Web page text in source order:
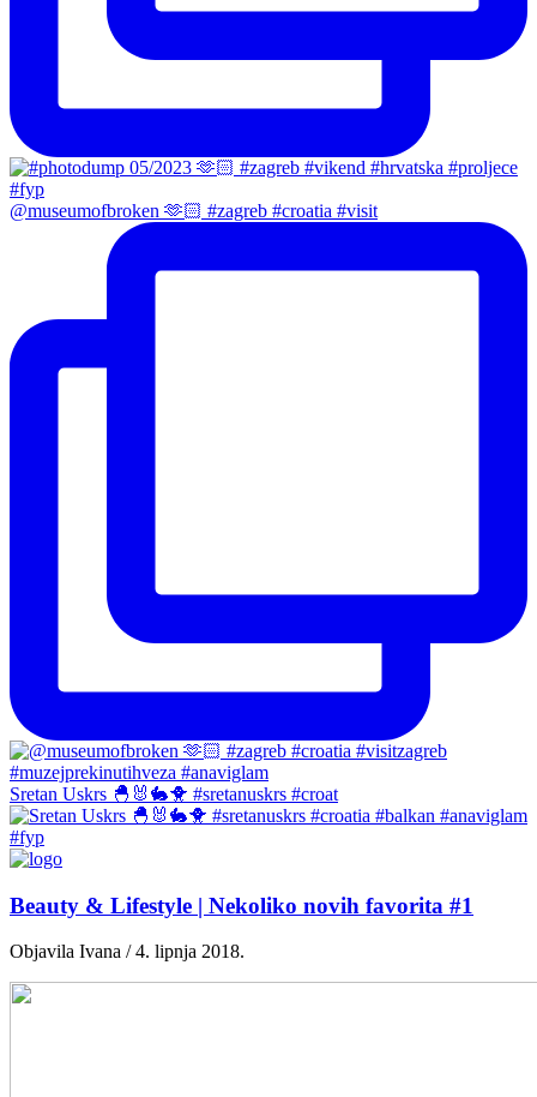
@museumofbroken 🫶🏻 #zagreb #croatia #visit
Sretan Uskrs 🐣🐰🐇🐥 #sretanuskrs #croat
Beauty & Lifestyle | Nekoliko novih favorita #1
Objavila Ivana / 4. lipnja 2018.